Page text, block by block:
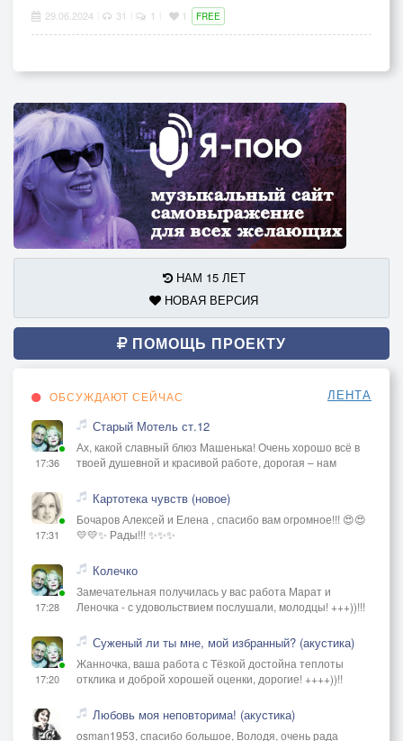
29.06.2024 31 1 1 FREE
НАМ 15 ЛЕТ
НОВАЯ ВЕРСИЯ
ПОМОЩЬ ПРОЕКТУ
ОБСУЖДАЮТ СЕЙЧАС ЛЕНТА
17:36
Старый Мотель ст.12
Ах, какой славный блюз Машенька! Очень хорошо всё в
твоей душевной и красивой работе, дорогая – нам
17:31
Картотека чувств (новое)
Бочаров Алексей и Елена , спасибо вам огромное!!! 😍😍
💛💛✨ Рады!!! ✨✨✨
17:28
Колечко
Замечательная получилась у вас работа Марат и
Леночка - с удовольствием послушали, молодцы! +++))!!!
17:20
Суженый ли ты мне, мой избранный? (акустика)
Жанночка, ваша работа с Тёзкой достойна теплоты
отклика и доброй хорошей оценки, дорогие! ++++))!!
Любовь моя неповторима! (акустика)
osman1953, спасибо большое, Володя, очень рада